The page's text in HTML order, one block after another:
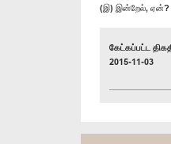
(இ) இன்றேல், ஏன்?
கேட்கப்பட்ட
2015-11-03